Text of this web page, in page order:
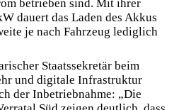
betrieben sind. Mit ihrer
dauert das Laden des Akkus
je nach Fahrzeug lediglich
Staatssekretär beim
und digitale Infrastruktur
der Inbetriebnahme: „Die